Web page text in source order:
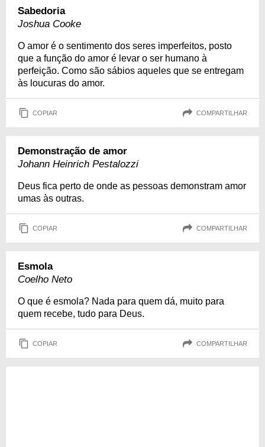
Sabedoria
Joshua Cooke
O amor é o sentimento dos seres imperfeitos, posto
que a função do amor é levar o ser humano à
perfeição. Como são sábios aqueles que se entregam
às loucuras do amor.
COPIAR COMPARTILHAR
Demonstração de amor
Johann Heinrich Pestalozzi
Deus fica perto de onde as pessoas demonstram amor
umas às outras.
COPIAR COMPARTILHAR
Esmola
Coelho Neto
O que é esmola? Nada para quem dá, muito para
quem recebe, tudo para Deus.
COPIAR COMPARTILHAR